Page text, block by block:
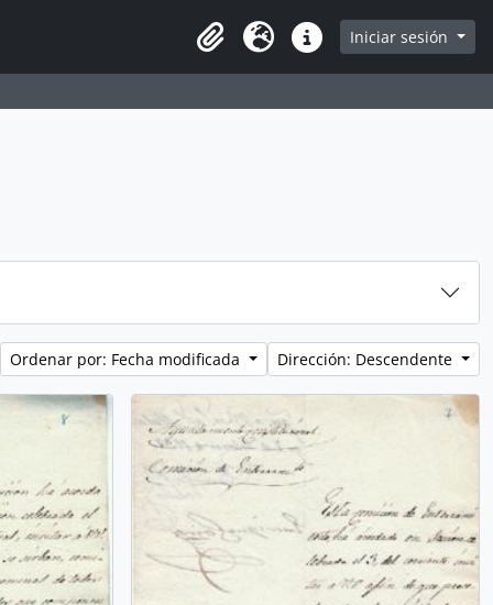
Portapapeles
Idioma Enlaces rápidos
Iniciar sesión
Ordenar por: Fecha modificada Dirección: Descendente